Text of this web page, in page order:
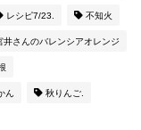
レシピ7/23. 不知火
井さんのバレンシアオレンジ
ん 秋りんご.